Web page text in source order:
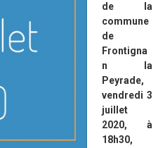
de la
commune
de
Frontigna
n la
Peyrade,
vendredi 3
juillet
2020, à
18h30,